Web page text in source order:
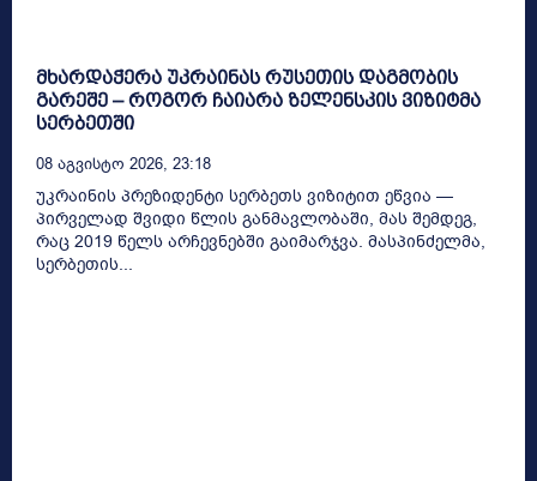
მხარდაჭერა უკრაინას რუსეთის დაგმობის
გარეშე – როგორ ჩაიარა ზელენსკის ვიზიტმა
სერბეთში
08 Აგვისტო 2026, 23:18
უკრაინის პრეზიდენტი სერბეთს ვიზიტით ეწვია —
პირველად შვიდი წლის განმავლობაში, მას შემდეგ,
რაც 2019 წელს არჩევნებში გაიმარჯვა. მასპინძელმა,
სერბეთის...